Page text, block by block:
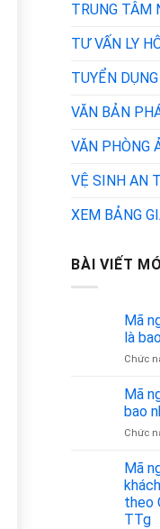
TRUNG TÂM
TƯ VẤN LY
TUYỂN DỤNG
VĂN BẢN
VĂN PHÒNG
VỆ SINH AN
XEM BẢNG
BÀI VIẾT
Mã
là
Chức
Mã
bao
Chức
Mã
theo
TTg